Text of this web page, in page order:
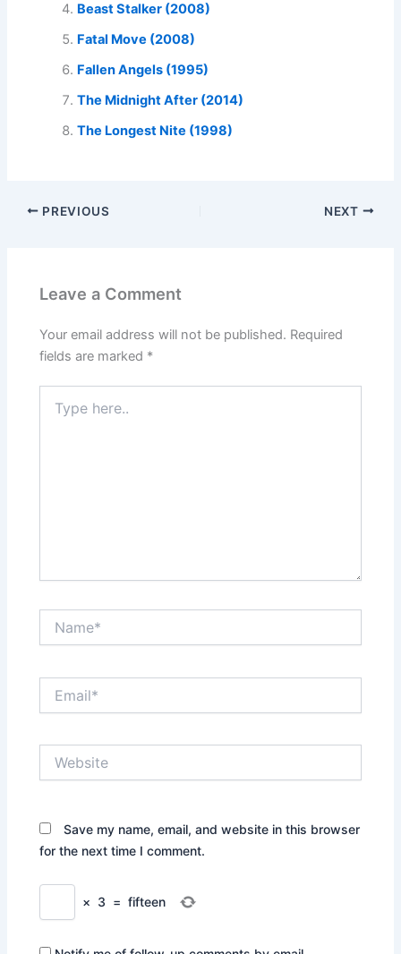
Beast Stalker (2008)
Fatal Move (2008)
Fallen Angels (1995)
The Midnight After (2014)
The Longest Nite (1998)
PREVIOUS NEXT
Leave a Comment
Your email address will not be published. Required
fields are marked *
here..
Save my name, email, and website in this browser
for the next time I comment.
× 3 = fifteen